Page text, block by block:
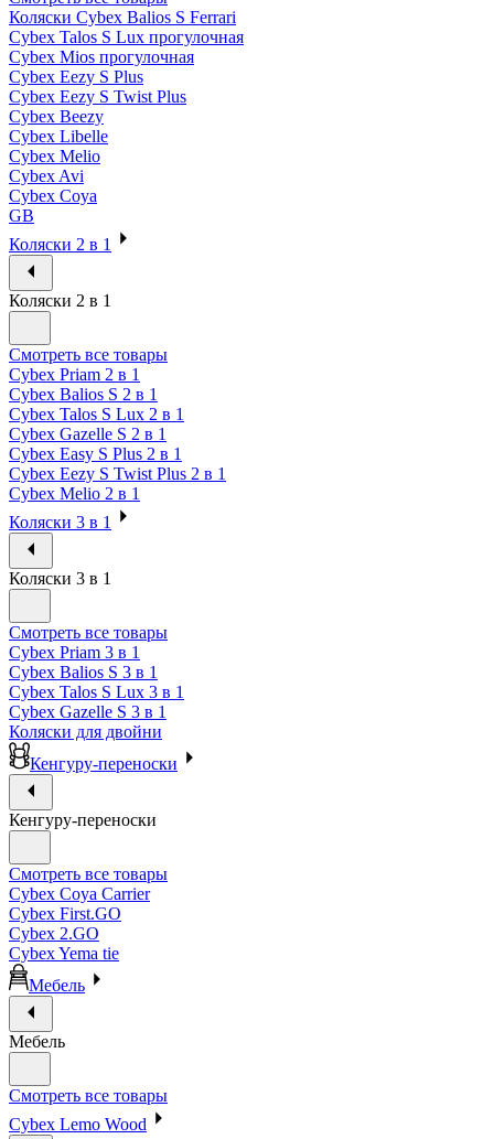
Коляски Cybex Balios S Ferrari
Cybex Talos S Lux прогулочная
Cybex Mios прогулочная
Cybex Eezy S Plus
Cybex Eezy S Twist Plus
Cybex Beezy
Cybex Libelle
Cybex Melio
Cybex Avi
Cybex Coya
GB
Коляски 2 в 1
Коляски 2 в 1
Смотреть все товары
Cybex Priam 2 в 1
Cybex Balios S 2 в 1
Cybex Talos S Lux 2 в 1
Cybex Gazelle S 2 в 1
Cybex Easy S Plus 2 в 1
Cybex Eezy S Twist Plus 2 в 1
Cybex Melio 2 в 1
Коляски 3 в 1
Коляски 3 в 1
Смотреть все товары
Cybex Priam 3 в 1
Cybex Balios S 3 в 1
Cybex Talos S Lux 3 в 1
Cybex Gazelle S 3 в 1
Коляски для двойни
Кенгуру-переноски
Кенгуру-переноски
Смотреть все товары
Cybex Coya Carrier
Cybex First.GO
Cybex 2.GO
Cybex Yema tie
Мебель
Мебель
Смотреть все товары
Cybex Lemo Wood